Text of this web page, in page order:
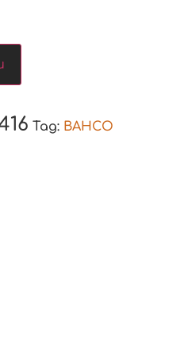
Tag: BAHCO